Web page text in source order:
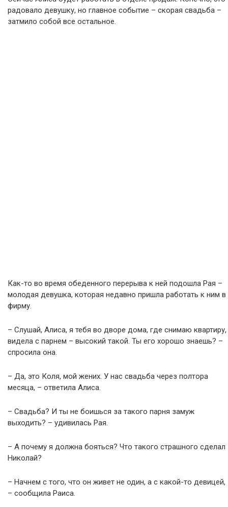
радовало девушку, но главное событие – скорая свадьба –
затмило собой все остальное.
Как-то во время обеденного перерыва к ней подошла Рая –
молодая девушка, которая недавно пришла работать к ним в
фирму.
– Слушай, Алиса, я тебя во дворе дома, где снимаю квартиру,
видела с парнем – высокий такой. Ты его хорошо знаешь? –
спросила она.
– Да, это Коля, мой жених. У нас свадьба через полтора
месяца, – ответила Алиса.
– Свадьба? И ты не боишься за такого парня замуж
выходить? – удивилась Рая.
– А почему я должна бояться? Что такого страшного сделал
Николай?
– Начнем с того, что он живет не один, а с какой-то девицей,
– сообщила Раиса.